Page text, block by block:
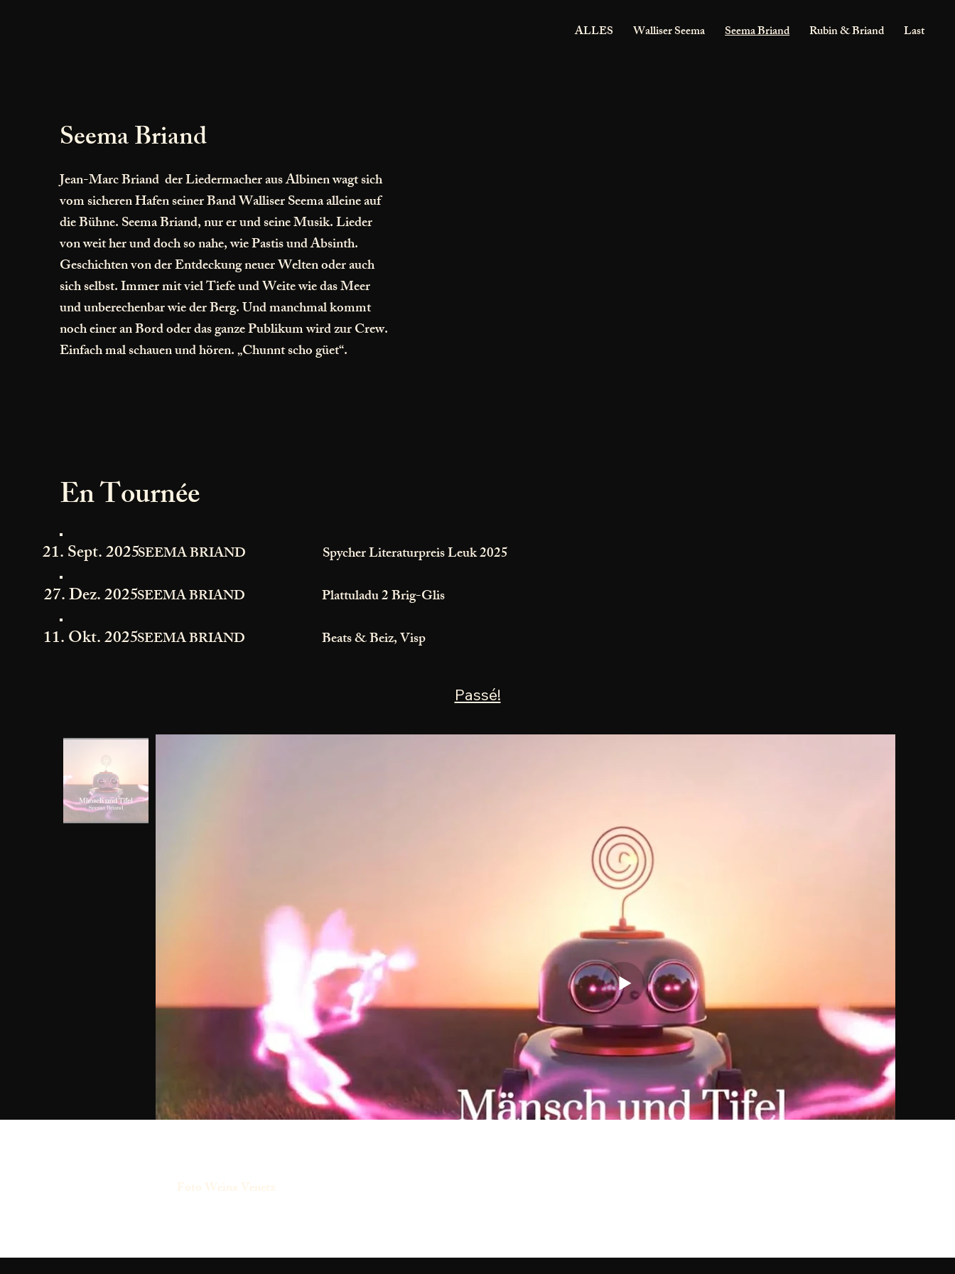
ALLES Walliser Seema Seema Briand Rubin & Briand Last foie
Seema Briand
Jean-Marc Briand der Liedermacher aus Albinen wagt sich
vom sicheren Hafen seiner Band Walliser Seema alleine auf
die Bühne. Seema Briand, nur er und seine Musik. Lieder
von weit her und doch so nahe, wie Pastis und Absinth.
Geschichten von der Entdeckung neuer Welten oder auch
sich selbst. Immer mit viel Tiefe und Weite wie das Meer
und unberechenbar wie der Berg. Und manchmal kommt
noch einer an Bord oder das ganze Publikum wird zur Crew.
Einfach mal schauen und hören. „Chunnt scho güet“.
En Tournée
21. Sept. 2025SEEMA BRIAND Spycher Literaturpreis Leuk 2025
27. Dez. 2025SEEMA BRIAND Plattuladu 2 Brig-Glis
11. Okt. 2025SEEMA BRIAND Beats & Beiz, Visp
Passé!
Foto Weina Venetz